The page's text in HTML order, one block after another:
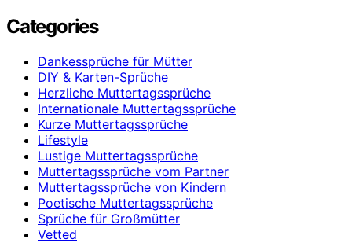
Categories
Dankessprüche für Mütter
DIY & Karten-Sprüche
Herzliche Muttertagssprüche
Internationale Muttertagssprüche
Kurze Muttertagssprüche
Lifestyle
Lustige Muttertagssprüche
Muttertagssprüche vom Partner
Muttertagssprüche von Kindern
Poetische Muttertagssprüche
Sprüche für Großmütter
Vetted